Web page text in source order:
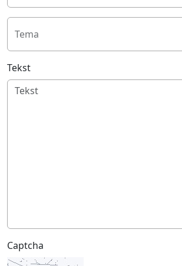
Tema
Tekst
Captcha